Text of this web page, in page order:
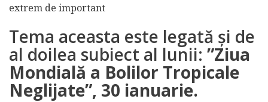
extrem de important
Tema aceasta este legată și de
al doilea subiect al lunii: ”Ziua
Mondială a Bolilor Tropicale
Neglijate”, 30 ianuarie.